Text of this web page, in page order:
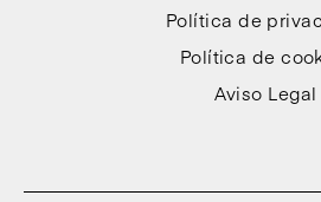
Política de
Política de
Aviso Legal